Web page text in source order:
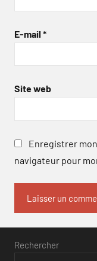
E-mail *
Site web
Enregistrer
navigateur pour
Rechercher